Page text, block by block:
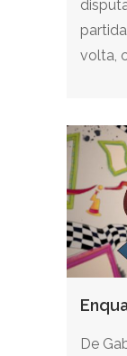
volta,
De